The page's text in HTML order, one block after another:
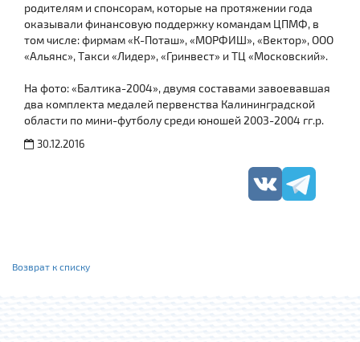
родителям и спонсорам, которые на протяжении года
оказывали финансовую поддержку командам ЦПМФ, в
том числе: фирмам «К-Поташ», «МОРФИШ», «Вектор», ООО
«Альянс», Такси «Лидер», «Гринвест» и ТЦ «Московский».
На фото: «Балтика-2004», двумя составами завоевавшая
два комплекта медалей первенства Калининградской
области по мини-футболу среди юношей 2003-2004 гг.р.
30.12.2016
Возврат к списку